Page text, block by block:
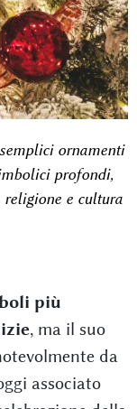
ornamenti
profondi,
e cultura
più
, ma il suo
da
associato